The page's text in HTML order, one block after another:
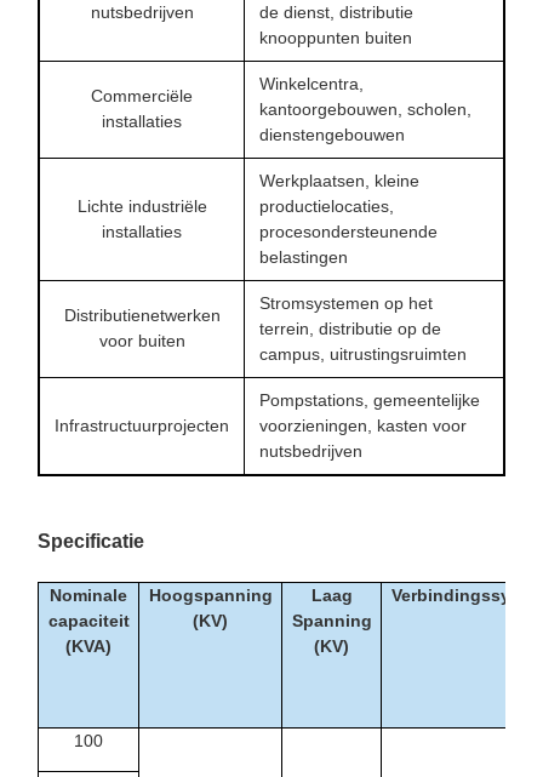
nutsbedrijven
de dienst, distributie
knooppunten buiten
Commerciële
installaties
Winkelcentra,
kantoorgebouwen, scholen,
dienstengebouwen
Lichte industriële
installaties
Werkplaatsen, kleine
productielocaties,
procesondersteunende
belastingen
Distributienetwerken
voor buiten
Stromsystemen op het
terrein, distributie op de
campus, uitrustingsruimten
Infrastructuurprojecten
Pompstations, gemeentelijke
voorzieningen, kasten voor
nutsbedrijven
Specificatie
Nominale
capaciteit
(KVA)
Hoogspanning
(KV)
Laag
Spanning
(KV)
100